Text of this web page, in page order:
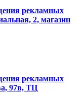
рекламных
2, магазин
рекламных
97в, ТЦ